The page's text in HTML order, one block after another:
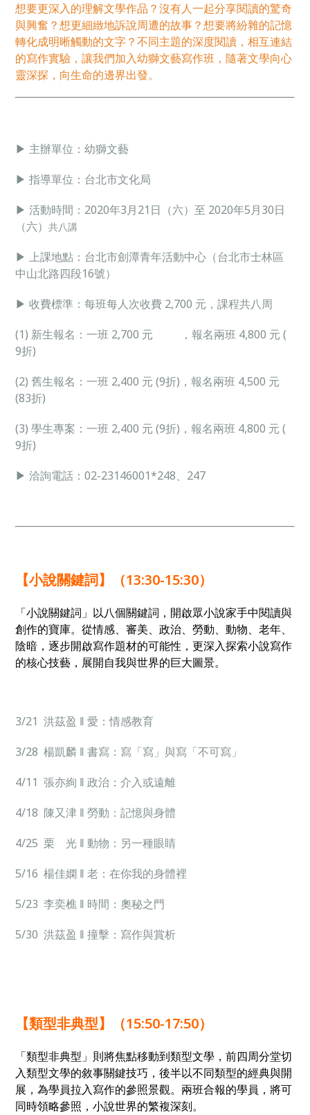
想要更深入的理解文學作品？沒有人一起分享閱讀的驚奇
與興奮？想更細緻地訴說周遭的故事？想要將紛雜的記憶
轉化成明晰觸動的文字？不同主題的深度閱讀，相互連結
的寫作實驗，讓我們加入幼獅文藝寫作班，隨著文學向心
靈深探，向生命的邊界出發。
▶ 主辦單位：幼獅文藝
▶ 指導單位：台北市文化局
▶ 活動時間：2020年3月21日（六）至 2020年5月30日
（六）共八講
▶ 上課地點：台北市劍潭青年活動中心（台北市士林區
中山北路四段16號）
▶ 收費標準：每班每人次收費 2,700 元，課程共八周
(1) 新生報名：一班 2,700 元 ，報名兩班 4,800 元 (
9折)
(2) 舊生報名：一班 2,400 元 (9折)，報名兩班 4,500 元
(83折)
(3) 學生專案：一班 2,400 元 (9折)，報名兩班 4,800 元 (
9折)
▶ 洽詢電話：02-23146001*248、247
【小說關鍵詞】（13:30-15:30）
「小說關鍵詞」以八個關鍵詞，開啟眾小說家手中閱讀與
創作的寶庫。從情感、審美、政治、勞動、動物、老年、
陰暗，逐步開啟寫作題材的可能性，更深入探索小說寫作
的核心技藝，展開自我與世界的巨大圖景。
3/21 洪茲盈 ‖ 愛：情感教育
3/28 楊凱麟 ‖ 書寫：寫「寫」與寫「不可寫」
4/11 張亦絢 ‖ 政治：介入或遠離
4/18 陳又津 ‖ 勞動：記憶與身體
4/25 栗 光 ‖ 動物：另一種眼睛
5/16 楊佳嫻 ‖ 老：在你我的身體裡
5/23 李奕樵 ‖ 時間：奧秘之門
5/30 洪茲盈 ‖ 撞擊：寫作與賞析
【類型非典型】（15:50-17:50）
「類型非典型」則將焦點移動到類型文學，前四周分堂切
入類型文學的敘事關鍵技巧，後半以不同類型的經典與開
展，為學員拉入寫作的參照景觀。兩班合報的學員，將可
同時領略參照，小說世界的繁複深刻。